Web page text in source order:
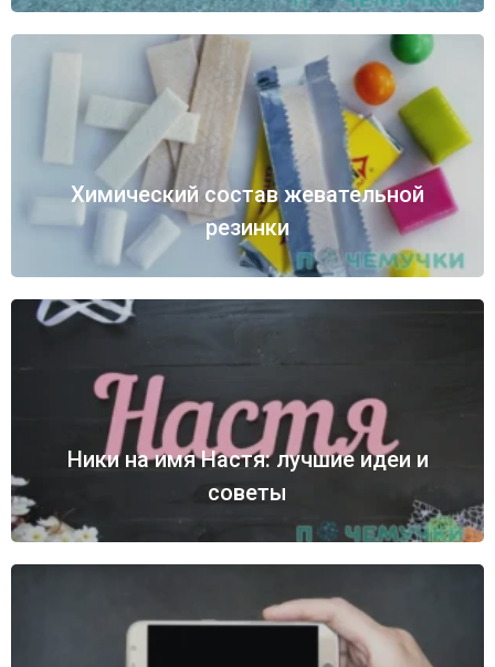
Химический состав жевательной
резинки
Ники на имя Настя: лучшие идеи и
советы